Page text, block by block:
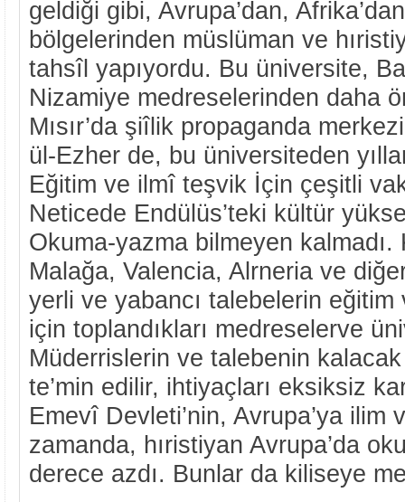
geldiği gibi, Avrupa’dan,
bölgelerinden müslüman ve
tahsîl yapıyordu. Bu üniversite,
Nizamiye medreselerinden daha
Mısır’da şiîlik propaganda
ül-Ezher de, bu üniversiteden
Eğitim ve ilmî teşvik İçin çeşitli
Neticede Endülüs’teki kültür
Okuma-yazma bilmeyen kalmadı.
Malağa, Valencia, Alrneria ve
yerli ve yabancı talebelerin
için toplandıkları medreselerve
Müderrislerin ve talebenin
te’min edilir, ihtiyaçları eksiksiz
Emevî Devleti’nin, Avrupa’ya ilim
zamanda, hıristiyan Avrupa’da
derece azdı. Bunlar da kiliseye